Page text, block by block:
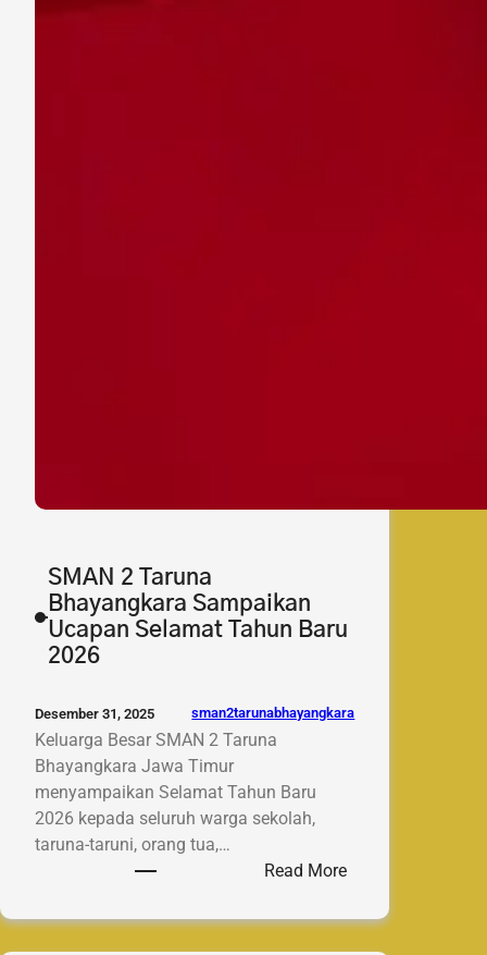
SMAN 2 Taruna
Bhayangkara Sampaikan
Ucapan Selamat Tahun Baru
2026
Desember 31, 2025 sman2tarunabhayangkara
Keluarga Besar SMAN 2 Taruna
Bhayangkara Jawa Timur
menyampaikan Selamat Tahun Baru
2026 kepada seluruh warga sekolah,
taruna-taruni, orang tua,…
Read More:
2
Taruna